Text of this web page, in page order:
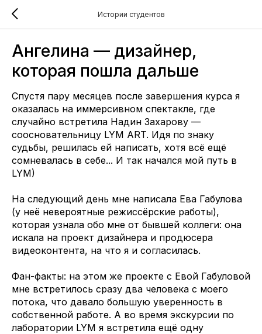
Истории студентов
Ангелина — дизайнер,
которая пошла дальше
Спустя пару месяцев после завершения курса я
оказалась на иммерсивном спектакле, где
случайно встретила Надин Захарову —
соосновательницу LYM ART. Идя по знаку
судьбы, решилась ей написать, хотя всё ещё
сомневалась в себе... И так начался мой путь в
LYM)
На следующий день мне написала Ева Габулова
(у неё невероятные режиссёрские работы),
которая узнала обо мне от бывшей коллеги: она
искала на проект дизайнера и продюсера
видеоконтента, на что я и согласилась.
Фан-факты: на этом же проекте с Евой Габуловой
мне встретилось сразу два человека с моего
потока, что давало большую уверенность в
собственной работе. А во время экскурсии по
лаборатории LYM я встретила ещё одну